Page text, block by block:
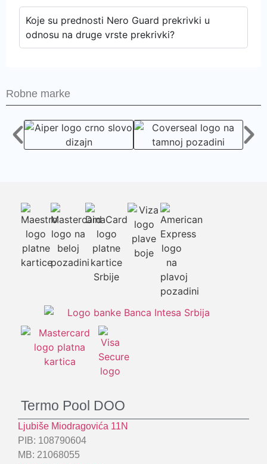
Koje su prednosti Nero Guard prekrivki u
odnosu na druge vrste prekrivki?
Robne marke
Termo Pool DOO
Ljubiše Miodragovića 11N
PIB: 108790604
MB: 21068055